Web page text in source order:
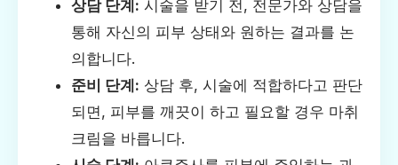
상담 단계: 시술을 받기 전, 전문가와 상담을
통해 자신의 피부 상태와 원하는 결과를 논
의합니다.
준비 단계: 상담 후, 시술에 적합하다고 판단
되면, 피부를 깨끗이 하고 필요할 경우 마취
크림을 바릅니다.